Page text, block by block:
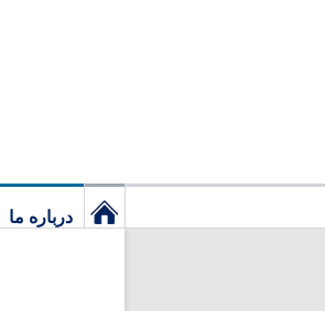
درباره ما